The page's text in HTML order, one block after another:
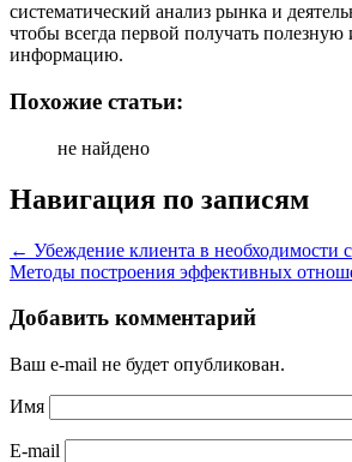
систематический анализ рынка и
чтобы всегда первой получать
информацию.
Похожие статьи:
не найдено
Навигация по записям
← Убеждение клиента в необходимости
Методы построения эффективных
Добавить комментарий
Ваш e-mail не будет опубликован.
Имя
E-mail